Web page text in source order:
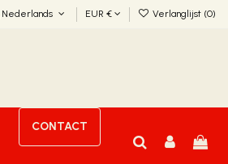
Nederlands EUR € Verlanglijst (0)
CONTACT